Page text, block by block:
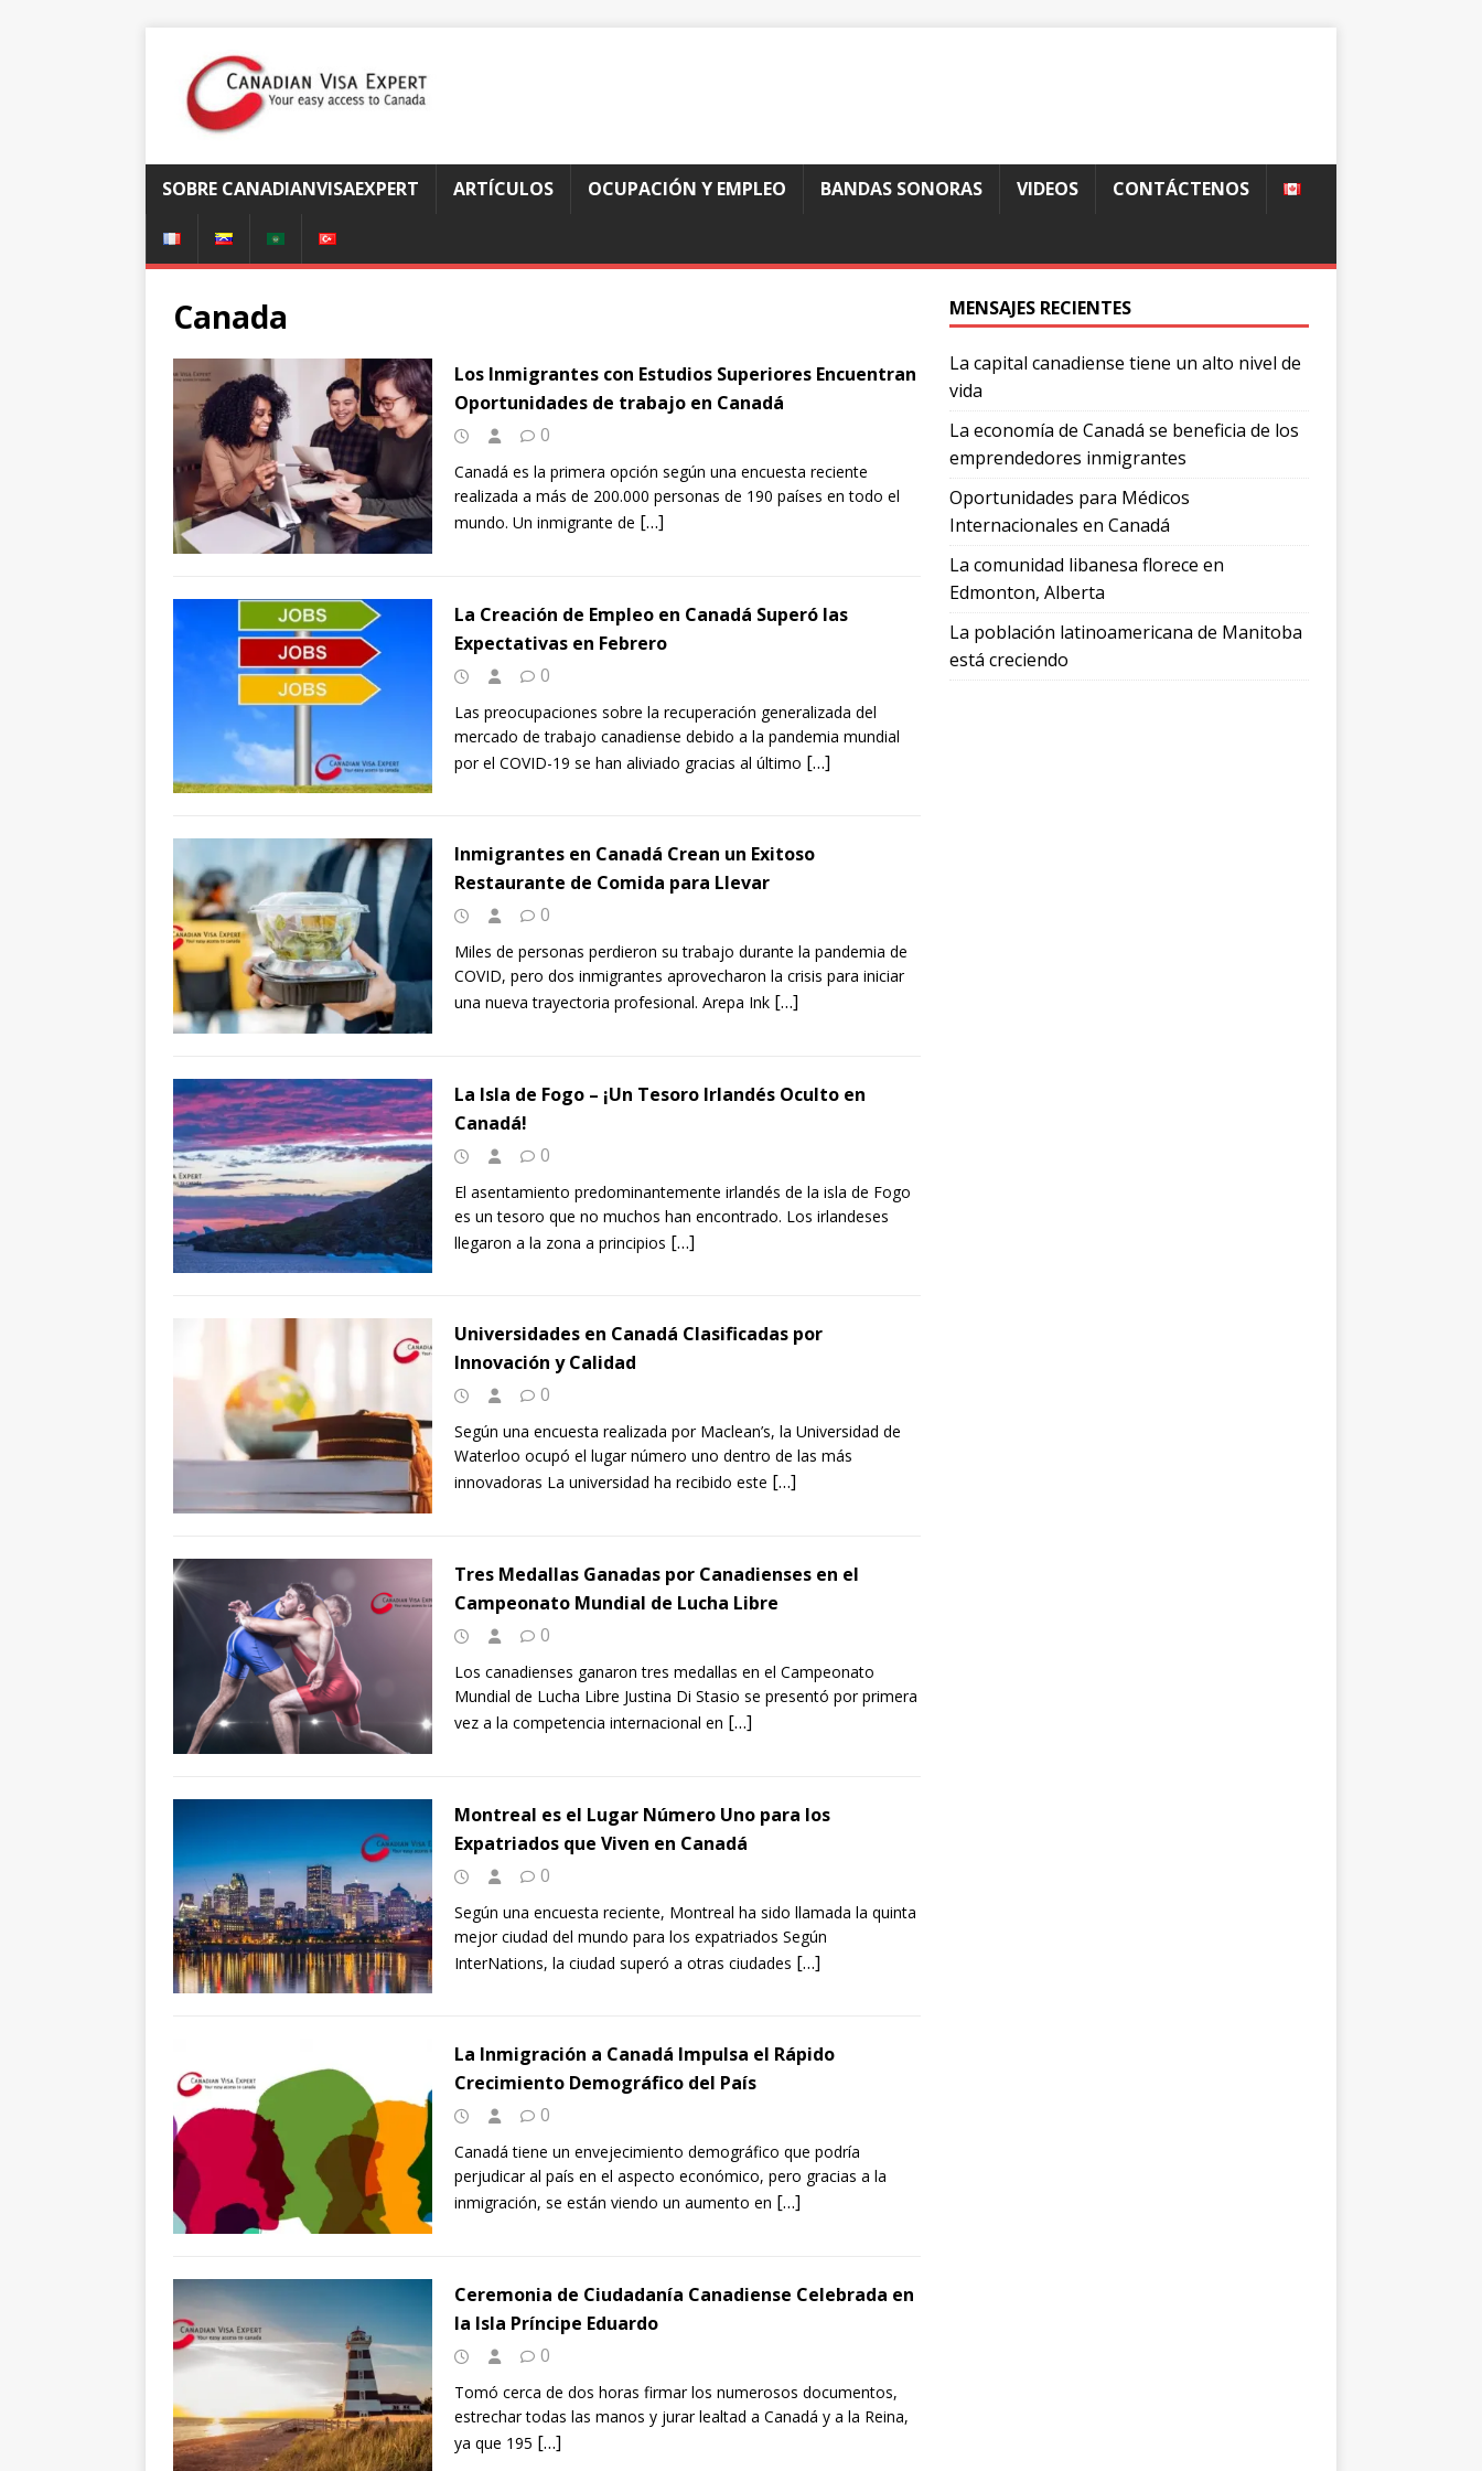
SOBRE CANADIANVISAEXPERT ARTÍCULOS OCUPACIÓN Y EMPLEO BANDAS SONORAS VIDEOS CONTÁCTENOS
Canada
Los Inmigrantes con Estudios Superiores Encuentran
Oportunidades de trabajo en Canadá
0
Canadá es la primera opción según una encuesta reciente
realizada a más de 200.000 personas de 190 países en todo el
mundo. Un inmigrante de […]
La Creación de Empleo en Canadá Superó las
Expectativas en Febrero
0
Las preocupaciones sobre la recuperación generalizada del
mercado de trabajo canadiense debido a la pandemia mundial
por el COVID-19 se han aliviado gracias al último […]
Inmigrantes en Canadá Crean un Exitoso
Restaurante de Comida para Llevar
0
Miles de personas perdieron su trabajo durante la pandemia de
COVID, pero dos inmigrantes aprovecharon la crisis para iniciar
una nueva trayectoria profesional. Arepa Ink […]
La Isla de Fogo – ¡Un Tesoro Irlandés Oculto en
Canadá!
0
El asentamiento predominantemente irlandés de la isla de Fogo
es un tesoro que no muchos han encontrado. Los irlandeses
llegaron a la zona a principios […]
Universidades en Canadá Clasificadas por
Innovación y Calidad
0
Según una encuesta realizada por Maclean’s, la Universidad de
Waterloo ocupó el lugar número uno dentro de las más
innovadoras La universidad ha recibido este […]
Tres Medallas Ganadas por Canadienses en el
Campeonato Mundial de Lucha Libre
0
Los canadienses ganaron tres medallas en el Campeonato
Mundial de Lucha Libre Justina Di Stasio se presentó por primera
vez a la competencia internacional en […]
Montreal es el Lugar Número Uno para los
Expatriados que Viven en Canadá
0
Según una encuesta reciente, Montreal ha sido llamada la quinta
mejor ciudad del mundo para los expatriados Según
InterNations, la ciudad superó a otras ciudades […]
La Inmigración a Canadá Impulsa el Rápido
Crecimiento Demográfico del País
0
Canadá tiene un envejecimiento demográfico que podría
perjudicar al país en el aspecto económico, pero gracias a la
inmigración, se están viendo un aumento en […]
Ceremonia de Ciudadanía Canadiense Celebrada en
la Isla Príncipe Eduardo
0
Tomó cerca de dos horas firmar los numerosos documentos,
estrechar todas las manos y jurar lealtad a Canadá y a la Reina,
ya que 195 […]
MENSAJES RECIENTES
La capital canadiense tiene un alto nivel de
vida
La economía de Canadá se beneficia de los
emprendedores inmigrantes
Oportunidades para Médicos
Internacionales en Canadá
La comunidad libanesa florece en
Edmonton, Alberta
La población latinoamericana de Manitoba
está creciendo